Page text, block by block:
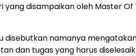
disampaikan oleh Master Of
disebutkan namanya
dan tugas yang harus